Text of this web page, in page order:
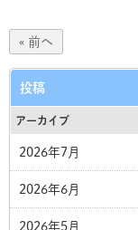
« 前へ
投稿
アーカイブ
2026年7月
2026年6月
2026年5月